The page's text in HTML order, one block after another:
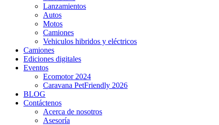
Lanzamientos
Autos
Motos
Camiones
Vehiculos hibridos y eléctricos
Camiones
Ediciones digitales
Eventos
Ecomotor 2024
Caravana PetFriendly 2026
BLOG
Contáctenos
Acerca de nosotros
Asesoría